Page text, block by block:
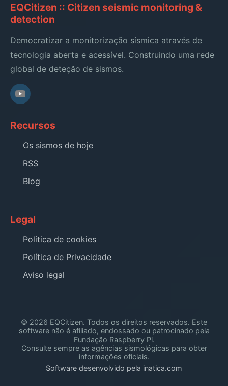
EQCitizen :: Citizen seismic monitoring &
detection
Democratizar a monitorização sísmica através de
tecnologia aberta e acessível. Construindo uma rede
global de deteção de sismos.
Recursos
Os sismos de hoje
RSS
Blog
Legal
Política de cookies
Política de Privacidade
Aviso legal
© 2026 EQCitizen. Todos os direitos reservados. Este
software não é afiliado, endossado ou patrocinado pela
Fundação Raspberry Pi.
Consulte sempre as agências sismológicas para obter
informações oficiais.
Software desenvolvido pela inatica.com